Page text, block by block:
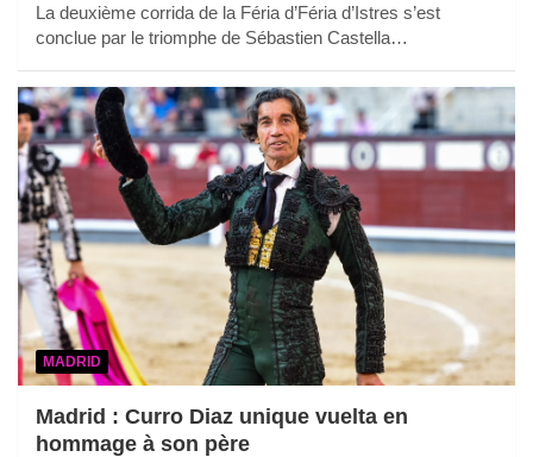
La deuxième corrida de la Féria d’Féria d’Istres s’est
conclue par le triomphe de Sébastien Castella…
MADRID
Madrid : Curro Diaz unique vuelta en
hommage à son père